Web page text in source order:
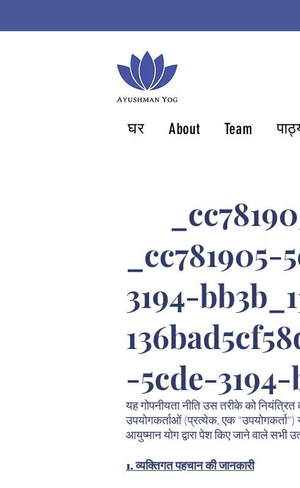
घर About Team
3194-
-5cde-
यह गोपनीयता नीति उस तरीके को
उपयोगकर्ताओं (प्रत्येक, एक
आयुष्मान योग द्वारा पेश किए जाने वाले सभी
1. व्यक्तिगत पहचान की जानकारी